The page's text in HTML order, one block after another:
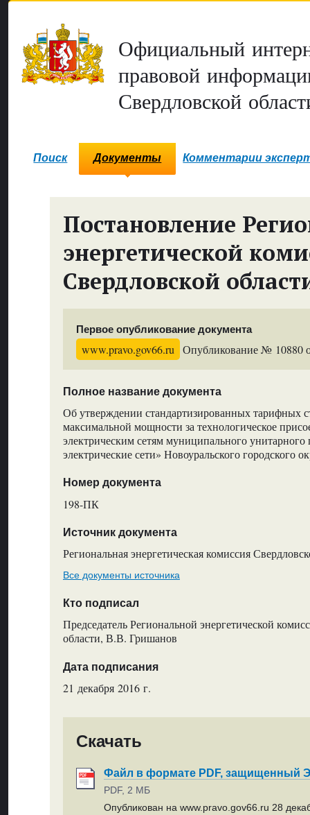
Официальный
правовой
Свердловской
Поиск Документы Комментарии
Постановление
энергетической
Свердловской
Первое опубликование документа
www.pravo.gov66.ru Опубликование № 10880
Полное название документа
Об утверждении стандартизированных тарифных
максимальной мощности за технологическое
электрическим сетям муниципального унитарного
электрические сети» Новоуральского городского
Номер документа
198-ПК
Источник документа
Региональная энергетическая комиссия
Все документы источника
Кто подписал
Председатель Региональной энергетической
области, В.В. Гришанов
Дата подписания
21 декабря 2016 г.
Скачать
Файл в формате PDF, защищенный
PDF, 2 МБ
Опубликован на www.pravo.gov66.ru 28